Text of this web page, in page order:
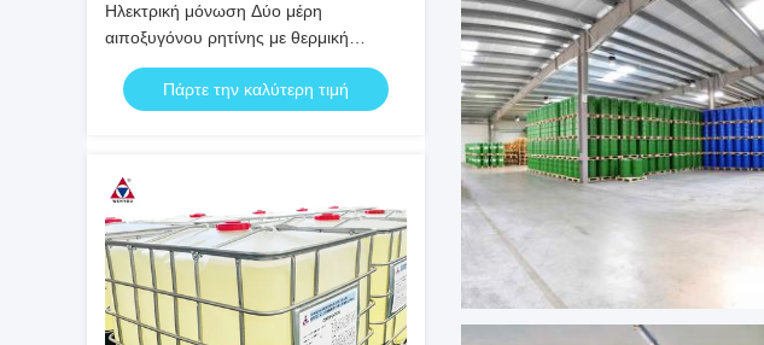
Ηλεκτρική μόνωση Δύο μέρη
αιποξυγόνου ρητίνης με θερμική
αποσύνθεση > 320 °C και διάρκεια
ζωής 30 λεπτά για μετασχηματιστές
υψηλής τάσης
Πάρτε την καλύτερη τιμή